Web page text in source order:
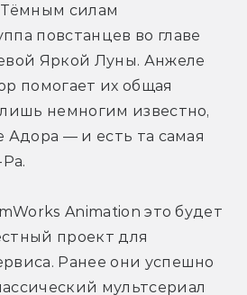
Тёмным силам
повстанцев во главе
Яркой Луны. Анжеле
помогает их общая
немногим известно,
— и есть та самая
Animation это будет
проект для
Ранее они успешно